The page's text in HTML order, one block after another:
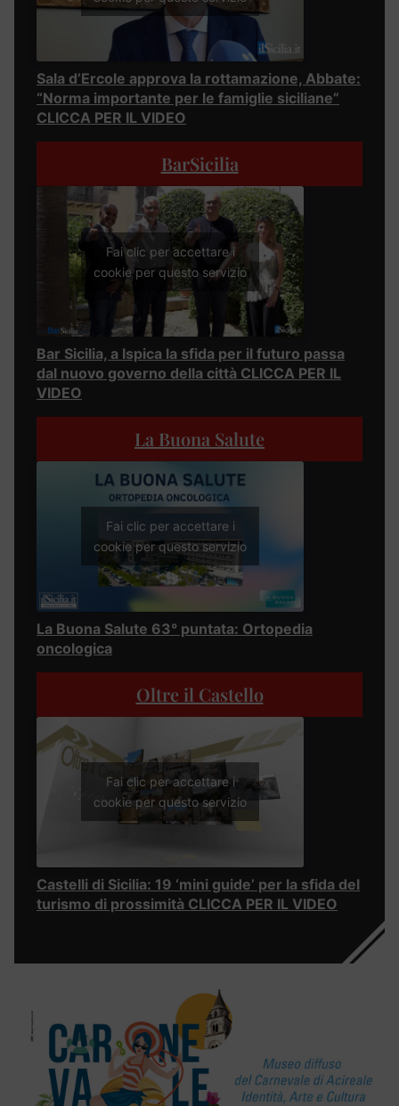
Sala d’Ercole approva la rottamazione, Abbate:
“Norma importante per le famiglie siciliane”
CLICCA PER IL VIDEO
BarSicilia
Fai clic per accettare i
cookie per questo servizio
Bar Sicilia, a Ispica la sfida per il futuro passa
dal nuovo governo della città CLICCA PER IL
VIDEO
La Buona Salute
Fai clic per accettare i
cookie per questo servizio
La Buona Salute 63° puntata: Ortopedia
oncologica
Oltre il Castello
Fai clic per accettare i
cookie per questo servizio
Castelli di Sicilia: 19 ‘mini guide’ per la sfida del
turismo di prossimità CLICCA PER IL VIDEO